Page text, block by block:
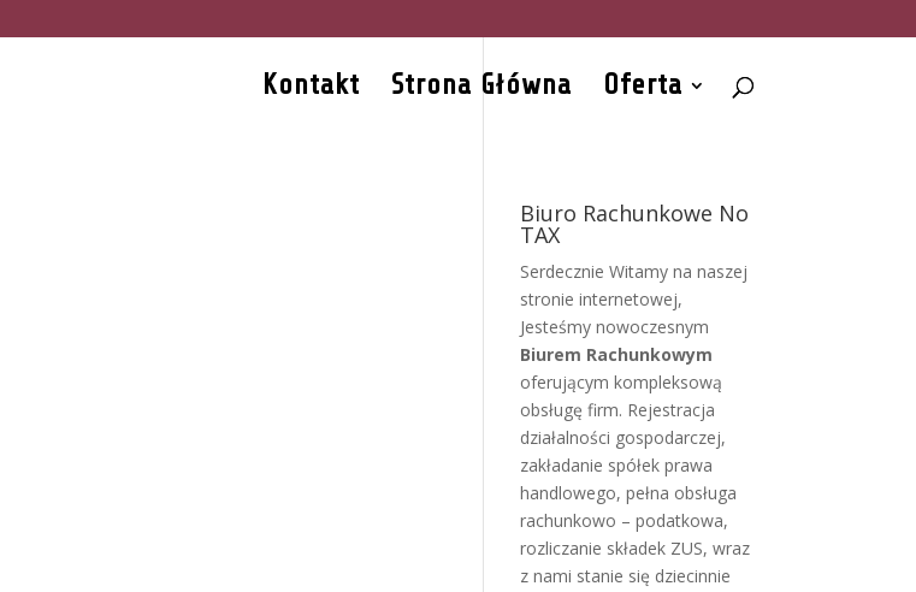
Kontakt Strona Główna Oferta
Biuro Rachunkowe No
TAX
Serdecznie Witamy na naszej
stronie internetowej,
Jesteśmy nowoczesnym
Biurem Rachunkowym
oferującym kompleksową
obsługę firm. Rejestracja
działalności gospodarczej,
zakładanie spółek prawa
handlowego, pełna obsługa
rachunkowo – podatkowa,
rozliczanie składek ZUS, wraz
z nami stanie się dziecinnie